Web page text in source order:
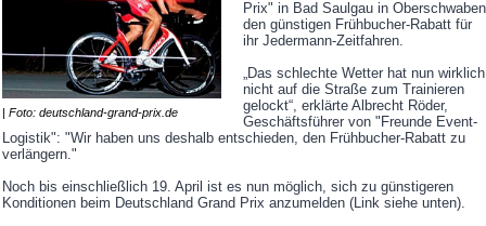
| Foto: deutschland-grand-prix.de
Prix" in Bad Saulgau in Oberschwaben
den günstigen Frühbucher-Rabatt für
ihr Jedermann-Zeitfahren.
„Das schlechte Wetter hat nun wirklich
nicht auf die Straße zum Trainieren
gelockt“, erklärte Albrecht Röder,
Geschäftsführer von "Freunde Event-
Logistik": "Wir haben uns deshalb entschieden, den Frühbucher-Rabatt zu
verlängern."
Noch bis einschließlich 19. April ist es nun möglich, sich zu günstigeren
Konditionen beim Deutschland Grand Prix anzumelden (Link siehe unten).